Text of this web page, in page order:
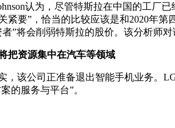
认为，尽管特斯拉在中国的工厂
紧要”，恰当的比较应该是和2020年
”将会削弱特斯拉的股价。该分析师对
把资源集中在汽车等领域
该公司正准备退出智能手机业务。
的服务与平台”。